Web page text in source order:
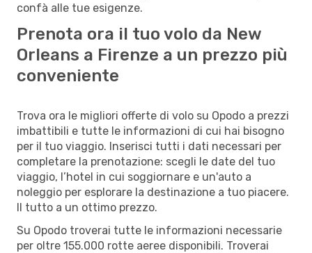
confà alle tue esigenze.
Prenota ora il tuo volo da New
Orleans a Firenze a un prezzo più
conveniente
Trova ora le migliori offerte di volo su Opodo a prezzi
imbattibili e tutte le informazioni di cui hai bisogno
per il tuo viaggio. Inserisci tutti i dati necessari per
completare la prenotazione: scegli le date del tuo
viaggio, l’hotel in cui soggiornare e un'auto a
noleggio per esplorare la destinazione a tuo piacere.
Il tutto a un ottimo prezzo.
Su Opodo troverai tutte le informazioni necessarie
per oltre 155.000 rotte aeree disponibili. Troverai